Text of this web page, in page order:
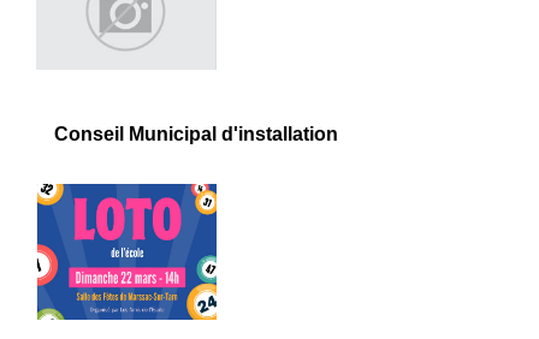
Conseil Municipal d'installation